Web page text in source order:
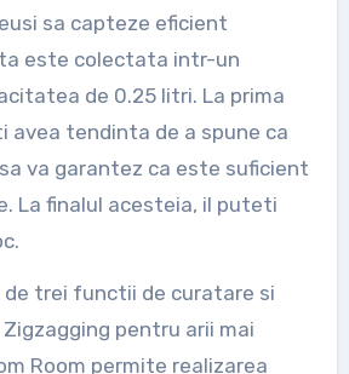
sa capteze eficient
este colectata intr-un
de 0.25 litri. La prima
avea tendinta de a spune ca
va garantez ca este suficient
La finalul acesteia, il puteti
de trei functii de curatare si
pentru arii mai
Room permite realizarea